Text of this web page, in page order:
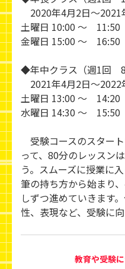
2020年4月2日～2021
土曜日 10:00 ～ 11:50
金曜日 15:00 ～ 16:50
◆年中クラス（週1回
2021年4月2日～2022
土曜日 13:00 ～ 14:20
水曜日 14:30 ～ 15:50
受験コースのスター
って、80分のレッスン
う。スムーズに授業に
筆の持ち方から始まり
しずつ進めていきます
性、表現など、受験に
教育や受験